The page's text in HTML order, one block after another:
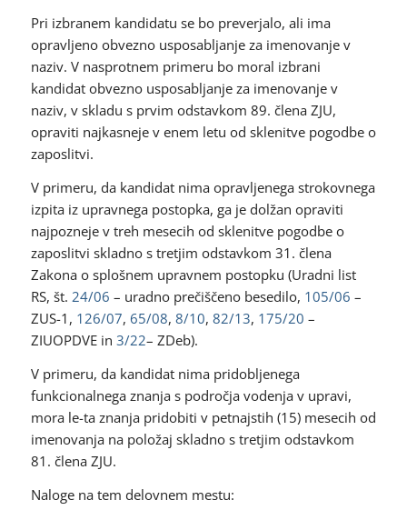
Pri izbranem kandidatu se bo preverjalo, ali ima
opravljeno obvezno usposabljanje za imenovanje v
naziv. V nasprotnem primeru bo moral izbrani
kandidat obvezno usposabljanje za imenovanje v
naziv, v skladu s prvim odstavkom 89. člena ZJU,
opraviti najkasneje v enem letu od sklenitve pogodbe o
zaposlitvi.
V primeru, da kandidat nima opravljenega strokovnega
izpita iz upravnega postopka, ga je dolžan opraviti
najpozneje v treh mesecih od sklenitve pogodbe o
zaposlitvi skladno s tretjim odstavkom 31. člena
Zakona o splošnem upravnem postopku (Uradni list
RS, št. 24/06 – uradno prečiščeno besedilo, 105/06 –
ZUS-1, 126/07, 65/08, 8/10, 82/13, 175/20 –
ZIUOPDVE in 3/22– ZDeb).
V primeru, da kandidat nima pridobljenega
funkcionalnega znanja s področja vodenja v upravi,
mora le-ta znanja pridobiti v petnajstih (15) mesecih od
imenovanja na položaj skladno s tretjim odstavkom
81. člena ZJU.
Naloge na tem delovnem mestu: